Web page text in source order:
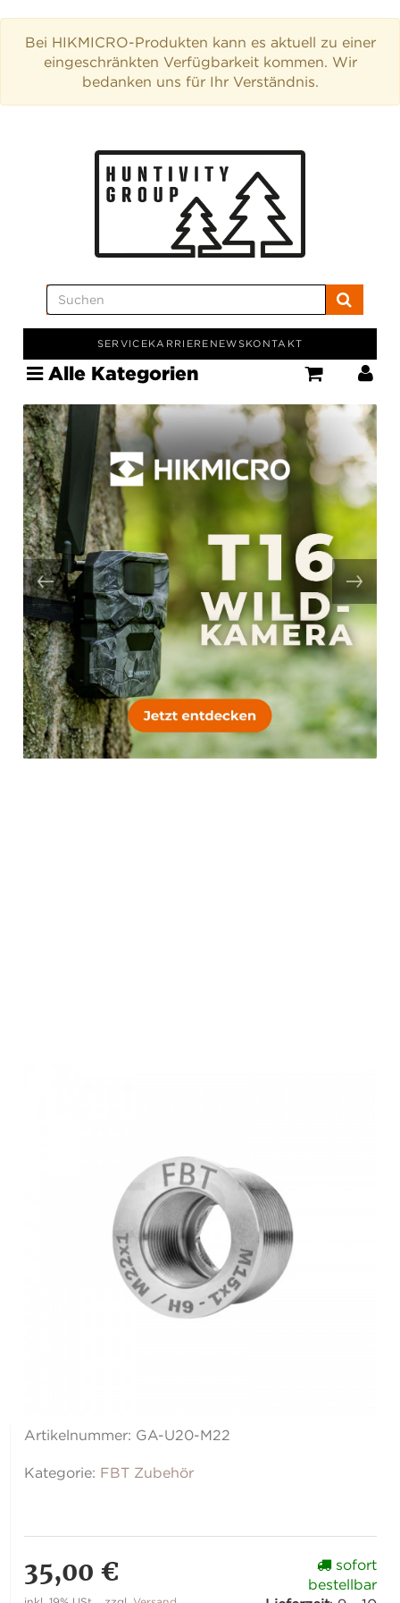
Bei HIKMICRO-Produkten kann es aktuell zu einer
eingeschränkten Verfügbarkeit kommen. Wir
bedanken uns für Ihr Verständnis.
SERVICEKARRIERE NEWSKONTAKT
Alle Kategorien
Artikelnummer: GA-U20-M22
Kategorie: FBT Zubehör
35,00 €
sofort
bestellbar